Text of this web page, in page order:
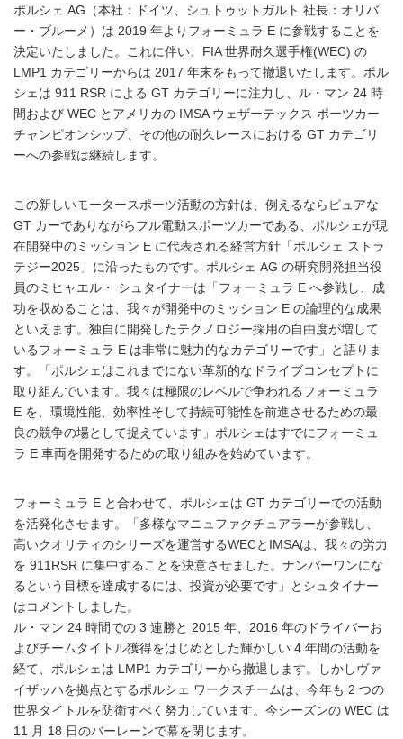
ポルシェ AG（本社：ドイツ、シュトゥットガルト 社長：オリバ
ー・ブルーメ）は 2019 年よりフォーミュラ E に参戦することを
決定いたしました。これに伴い、FIA 世界耐久選手権(WEC) の
LMP1 カテゴリーからは 2017 年末をもって撤退いたします。ポル
シェは 911 RSR による GT カテゴリーに注力し、ル・マン 24 時
間および WEC とアメリカの IMSA ウェザーテックス ポーツカー
チャンピオンシップ、その他の耐久レースにおける GT カテゴリ
ーへの参戦は継続します。
この新しいモータースポーツ活動の方針は、例えるならピュアな
GT カーでありながらフル電動スポーツカーである、ポルシェが現
在開発中のミッション E に代表される経営方針「ポルシェ ストラ
テジー2025」に沿ったものです。ポルシェ AG の研究開発担当役
員のミヒャエル・ シュタイナーは「フォーミュラ E へ参戦し、成
功を収めることは、我々が開発中のミッション E の論理的な成果
といえます。独自に開発したテクノロジー採用の自由度が増して
いるフォーミュラ E は非常に魅力的なカテゴリーです」と語りま
す。「ポルシェはこれまでにない革新的なドライブコンセプトに
取り組んでいます。我々は極限のレベルで争われるフォーミュラ
E を、環境性能、効率性そして持続可能性を前進させるための最
良の競争の場として捉えています」ポルシェはすでにフォーミュ
ラ E 車両を開発するための取り組みを始めています。
フォーミュラ E と合わせて、ポルシェは GT カテゴリーでの活動
を活発化させます。「多様なマニュファクチュアラーが参戦し、
高いクオリティのシリーズを運営するWECとIMSAは、我々の労力
を 911RSR に集中することを決意させました。ナンバーワンにな
るという目標を達成するには、投資が必要です」とシュタイナー
はコメントしました。
ル・マン 24 時間での 3 連勝と 2015 年、2016 年のドライバーお
よびチームタイトル獲得をはじめとした輝かしい 4 年間の活動を
経て、ポルシェは LMP1 カテゴリーから撤退します。しかしヴァ
イザッハを拠点とするポルシェ ワークスチームは、今年も 2 つの
世界タイトルを防衛すべく努力しています。今シーズンの WEC は
11 月 18 日のバーレーンで幕を閉じます。